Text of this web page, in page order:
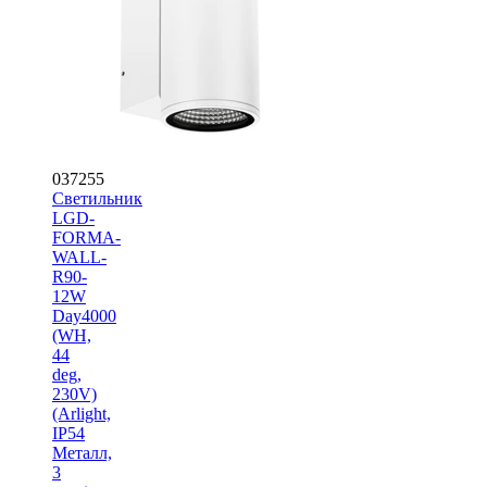
037255
Светильник
LGD-
FORMA-
WALL-
R90-
12W
Day4000
(WH,
44
deg,
230V)
(Arlight,
IP54
Металл,
3